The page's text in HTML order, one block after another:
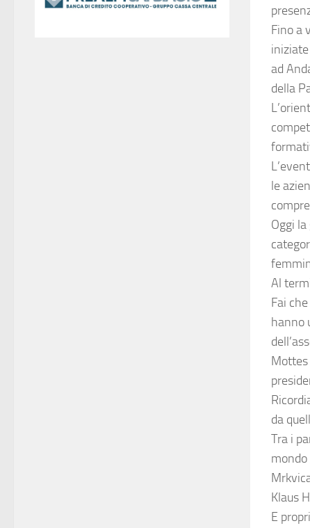
Fino a
ad
della
le
Oggi
Al
Fai
hanno
Mottes
da
Tra i
mondo
Klaus
E